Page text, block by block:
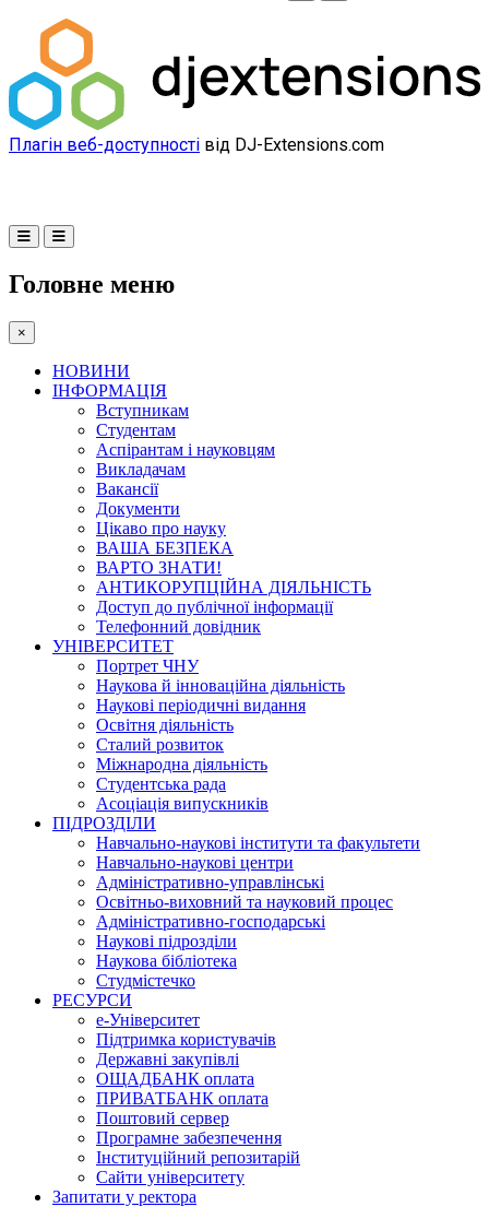
Плагін веб-доступності від DJ-Extensions.com
Головне меню
×
НОВИНИ
ІНФОРМАЦІЯ
Вступникам
Студентам
Аспірантам і науковцям
Викладачам
Вакансії
Документи
Цікаво про науку
ВАША БЕЗПЕКА
ВАРТО ЗНАТИ!
АНТИКОРУПЦІЙНА ДІЯЛЬНІСТЬ
Доступ до публічної інформації
Телефонний довідник
УНІВЕРСИТЕТ
Портрет ЧНУ
Наукова й інноваційна діяльність
Наукові періодичні видання
Освітня діяльність
Сталий розвиток
Міжнародна діяльність
Студентська рада
Асоціація випускників
ПІДРОЗДІЛИ
Навчально-наукові інститути та факультети
Навчально-наукові центри
Адміністративно-управлінські
Освітньо-виховний та науковий процес
Адміністративно-господарські
Наукові підрозділи
Наукова бібліотека
Студмістечко
РЕСУРСИ
е-Університет
Підтримка користувачів
Державні закупівлі
ОЩАДБАНК оплата
ПРИВАТБАНК оплата
Поштовий сервер
Програмне забезпечення
Інституційний репозитарій
Сайти університету
Запитати у ректора